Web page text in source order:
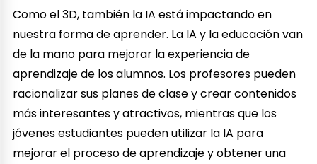
Como el 3D, también la IA está impactando en
nuestra forma de aprender. La IA y la educación van
de la mano para mejorar la experiencia de
aprendizaje de los alumnos. Los profesores pueden
racionalizar sus planes de clase y crear contenidos
más interesantes y atractivos, mientras que los
jóvenes estudiantes pueden utilizar la IA para
mejorar el proceso de aprendizaje y obtener una